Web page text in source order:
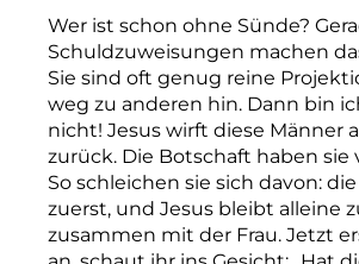
Wer ist schon ohne Sünde?
Schuldzuweisungen machen
Sie sind oft genug reine
weg zu anderen hin. Dann bin
nicht! Jesus wirft diese Männer
zurück. Die Botschaft haben sie
So schleichen sie sich davon:
zuerst, und Jesus bleibt alleine
zusammen mit der Frau. Jetzt